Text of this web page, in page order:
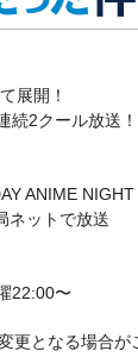
展開！
続2クール放送！
ANIME
ネットで放送
22:00〜
更となる場合が